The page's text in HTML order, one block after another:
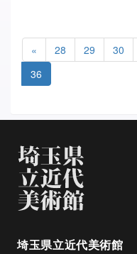
« 28 29 30
36
埼玉県立近代美術館